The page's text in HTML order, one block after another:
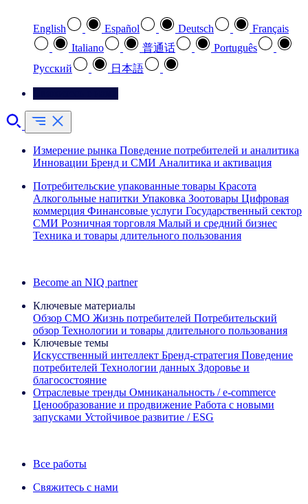
English Español Deutsch
Français
Italiano
普通话
Português
Pусский
日本語
Измерение рынка Поведение потребителей и аналитика
Инновации Бренд и СМИ Аналитика и активация
Потребительские упакованные товары Красота
Алкогольные напитки Упаковка Зоотовары Цифровая
коммерция Финансовые услуги Государственный сектор
СМИ Розничная торговля Малый и средний бизнес
Техника и товары длительного пользования
Become an NIQ partner
Ключевые материалы
Обзор CMO Жизнь потребителей Потребительский
обзор Технологии и товары длительного пользования
Ключевые темы
Искусственный интеллект Бренд‑стратегия Поведение
потребителей Технологии данных Здоровье и
благосостояние
Отраслевые тренды Омниканальность / e‑commerce
Ценообразование и продвижение Работа с новыми
запусками Устойчивое развитие / ESG
Все работы
Свяжитесь с нами